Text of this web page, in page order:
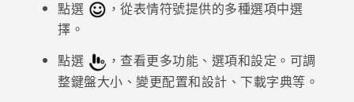
點選
，從表情符號提供的多種選項中選
擇。
點選
，查看更多功能、選項和設定。 可調
整鍵盤大小、變更配置和設計、下載字典等。